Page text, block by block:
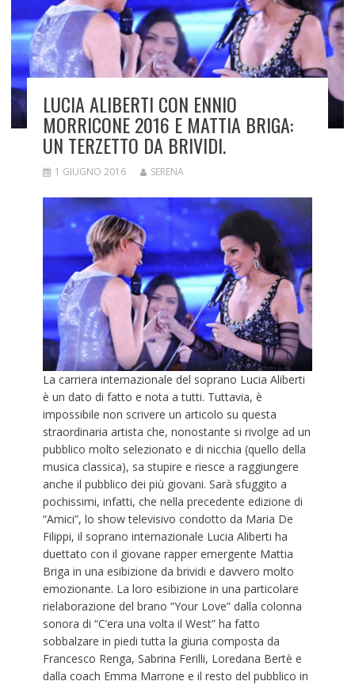
LUCIA ALIBERTI CON ENNIO
MORRICONE 2016 E MATTIA BRIGA:
UN TERZETTO DA BRIVIDI.
1 GIUGNO 2016 SERENA
La carriera internazionale del soprano Lucia Aliberti
è un dato di fatto e nota a tutti. Tuttavia, è
impossibile non scrivere un articolo su questa
straordinaria artista che, nonostante si rivolge ad un
pubblico molto selezionato e di nicchia (quello della
musica classica), sa stupire e riesce a raggiungere
anche il pubblico dei più giovani. Sarà sfuggito a
pochissimi, infatti, che nella precedente edizione di
“Amici”, lo show televisivo condotto da Maria De
Filippi, il soprano internazionale Lucia Aliberti ha
duettato con il giovane rapper emergente Mattia
Briga in una esibizione da brividi e davvero molto
emozionante. La loro esibizione in una particolare
rielaborazione del brano “Your Love” dalla colonna
sonora di “C’era una volta il West” ha fatto
sobbalzare in piedi tutta la giuria composta da
Francesco Renga, Sabrina Ferilli, Loredana Bertè e
dalla coach Emma Marrone e il resto del pubblico in